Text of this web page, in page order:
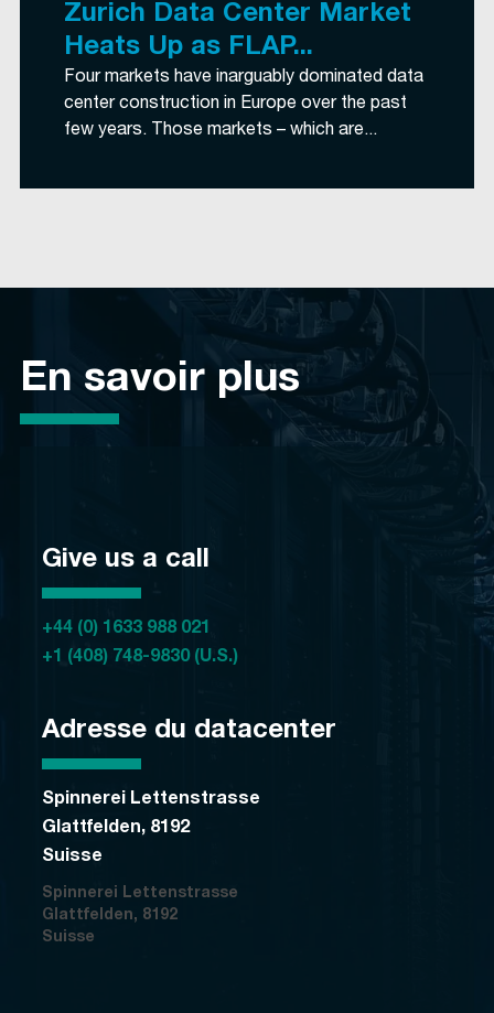
Zurich Data Center Market
Heats Up as FLAP...
Four markets have inarguably dominated data
center construction in Europe over the past
few years. Those markets – which are...
En savoir plus
Give us a call
+44 (0) 1633 988 021
+1 (408) 748-9830 (U.S.)
Adresse du datacenter
Spinnerei Lettenstrasse
Glattfelden, 8192
Suisse
Spinnerei Lettenstrasse
Glattfelden, 8192
Suisse